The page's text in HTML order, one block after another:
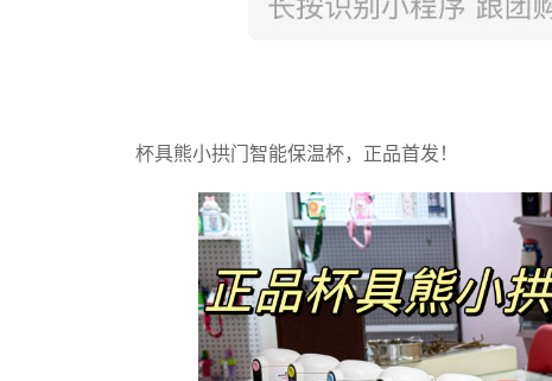
杯具熊小拱门智能保温杯，正品首发！